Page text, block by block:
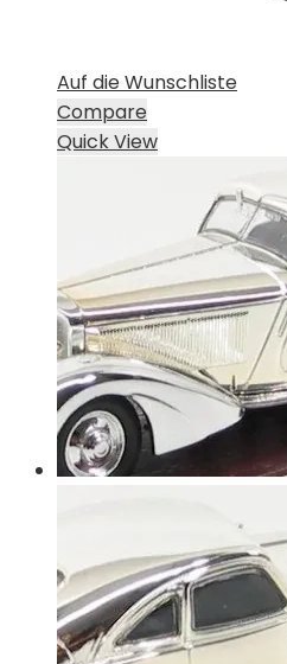
Auf die Wunschliste
Compare
Quick View